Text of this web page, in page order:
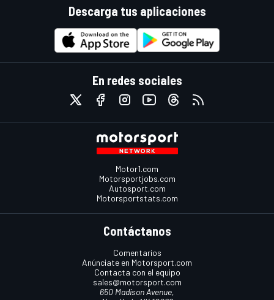
Descarga tus aplicaciones
En redes sociales
Motor1.com
Motorsportjobs.com
Autosport.com
Motorsportstats.com
Contáctanos
Comentarios
Anúnciate en Motorsport.com
Contacta con el equipo
sales@motorsport.com
650 Madison Avenue,